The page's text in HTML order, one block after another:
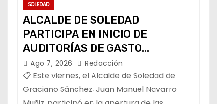
SOLEDAD
ALCALDE DE SOLEDAD
PARTICIPA EN INICIO DE
AUDITORÍAS DE GASTO
FEDERALIZADO 📝
Ago 7, 2026 Redacción
📋 Este viernes, el Alcalde de Soledad de
Graciano Sánchez, Juan Manuel Navarro